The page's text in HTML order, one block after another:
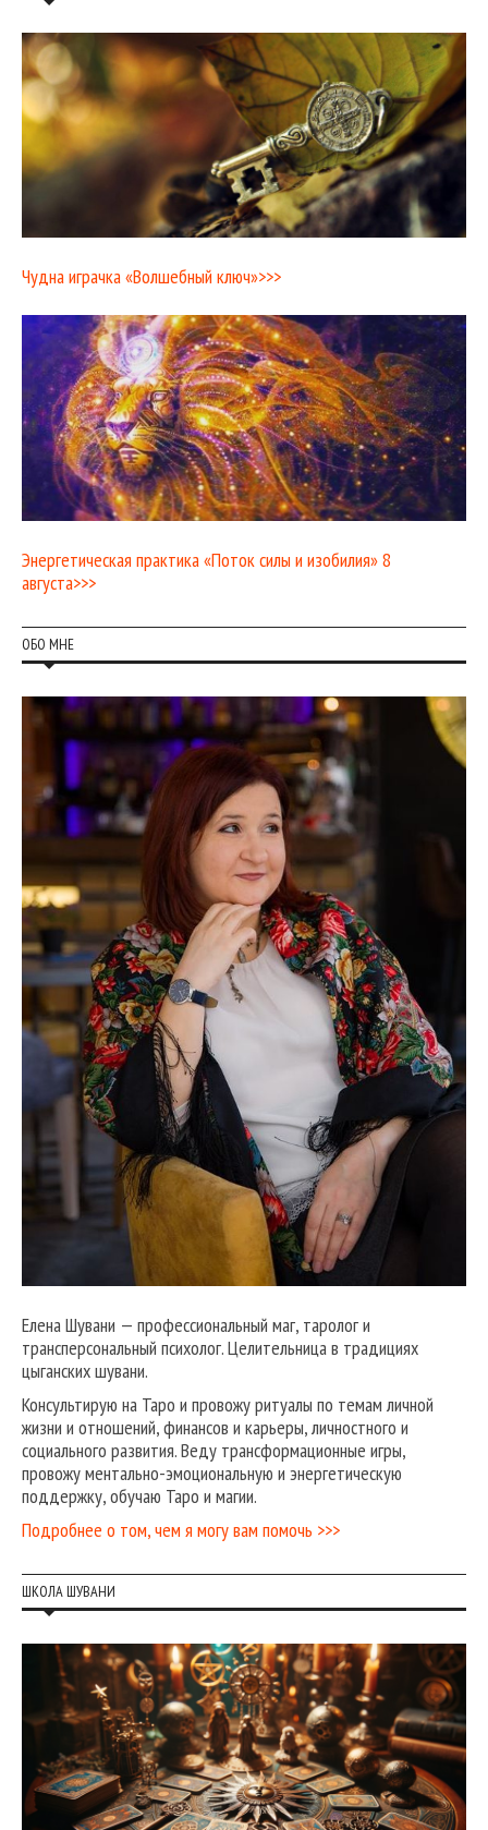
Чудна играчка «Волшебный ключ»>>>
Энергетическая практика «Поток силы и изобилия» 8
августа>>>
ОБО МНЕ
Елена Шувани — профессиональный маг, таролог и
трансперсональный психолог. Целительница в традициях
цыганских шувани.
Консультирую на Таро и провожу ритуалы по темам личной
жизни и отношений, финансов и карьеры, личностного и
социального развития. Веду трансформационные игры,
провожу ментально-эмоциональную и энергетическую
поддержку, обучаю Таро и магии.
Подробнее о том, чем я могу вам помочь >>>
ШКОЛА ШУВАНИ